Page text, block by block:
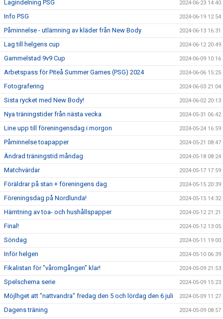
Lagindelning PSG 2024-06-23 14:40
Info PSG 2024-06-19 12:54
Påminnelse - utlämning av kläder från New Body 2024-06-13 16:31
Lag till helgens cup 2024-06-12 20:49
Gammelstad 9v9 Cup 2024-06-09 10:16
Arbetspass för Piteå Summer Games (PSG) 2024 2024-06-06 15:25
Fotografering 2024-06-03 21:04
Sista rycket med New Body! 2024-06-02 20:13
Nya träningstider från nästa vecka 2024-05-31 06:42
Line upp till föreningensdag i morgon 2024-05-24 16:59
Påminnelse toapapper 2024-05-21 08:47
Ändrad träningstid måndag 2024-05-18 08:24
Matchvärdar 2024-05-17 17:59
Föräldrar på stan + föreningens dag 2024-05-15 20:39
Föreningsdag på Nordlunda! 2024-05-15 14:32
Hämtning av toa- och hushållspapper 2024-05-12 21:21
Final! 2024-05-12 13:05
Söndag 2024-05-11 19:00
Inför helgen 2024-05-10 06:39
Fikalistan för "våromgången" klar! 2024-05-09 21:53
Spelschema serie 2024-05-09 15:23
Möjlhget att "nattvandra" fredag den 5 och lördag den 6 juli 2024-05-09 11:27
Dagens träning 2024-05-09 08:57